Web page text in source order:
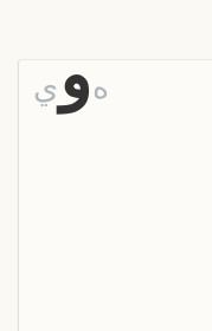
هو ي